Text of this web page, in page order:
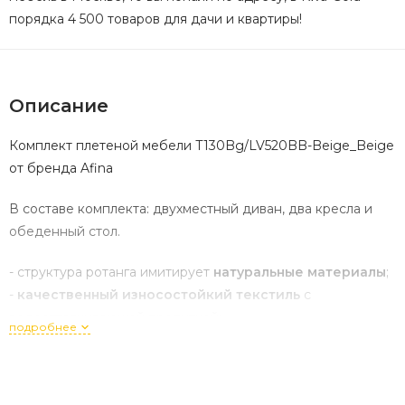
порядка 4 500 товаров для дачи и квартиры!
Описание
Комплект плетеной мебели T130Bg/LV520BB-Beige_Beige
от бренда Afina
В составе комплекта: двухместный диван, два кресла и
обеденный стол.
- структура ротанга имитирует натуральные материалы;
- качественный износостойкий текстиль с
подробнее